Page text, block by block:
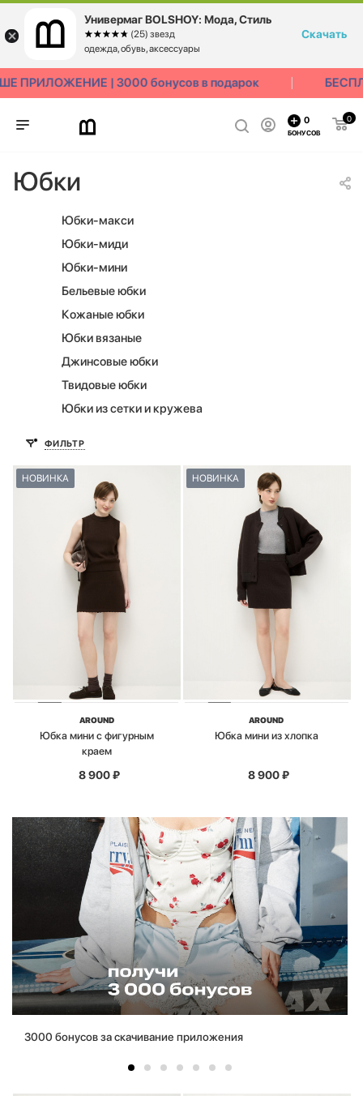
| 3000 бонусов в подарок
0
0
БОНУСОВ
Юбки
Юбки-макси
Юбки-миди
Юбки-мини
Бельевые юбки
Кожаные юбки
Юбки вязаные
Джинсовые юбки
Твидовые юбки
Юбки из сетки и кружева
ФИЛЬТР
НОВИНКА
AROUND
Юбка мини с фигурным
краем
8 900₽
НОВИНКА
AROUND
Юбка мини из хлопка
8 900₽
3000 бонусов за скачивание приложения
Универмаг BOLSHOY: Мода, Стиль
☆☆☆☆☆
★★★★★ (25) звезд
одежда, обувь, аксессуары
Скачать